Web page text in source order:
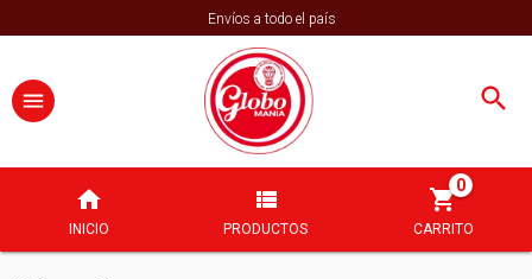
Envíos a todo el país
INICIO PRODUCTOS CARRITO
0